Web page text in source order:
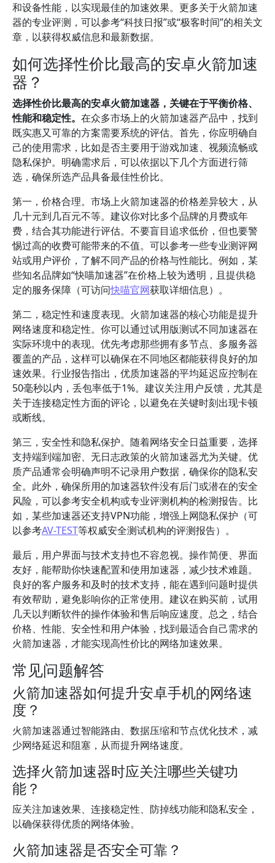
和设备性能，以实现最佳的加速效果。更多关于火箭加速
器的专业评测，可以参考“科技日报”或“极客时间”的相关文
章，以获得权威信息和最新数据。
如何选择性价比最高的安卓火箭加速
器？
选择性价比最高的安卓火箭加速器，关键在于平衡价格、
性能和稳定性。 在众多市场上的火箭加速器产品中，找到
既实惠又可靠的方案需要系统的评估。首先，你应明确自
己的使用需求，比如是否主要用于游戏加速、视频流畅或
隐私保护。明确需求后，可以依据以下几个方面进行筛
选，确保所选产品具备最佳性价比。
第一，价格合理。市场上火箭加速器的价格差异较大，从
几十元到几百元不等。建议你对比多个品牌的月费或年
费，结合其功能进行评估。不要盲目追求低价，但也要警
惕过高的收费可能带来的不值。可以参考一些专业测评网
站或用户评价，了解不同产品的价格与性能比。例如，某
些知名品牌如“快喵加速器”在价格上较为透明，且提供稳
定的服务保障（可访问快喵官网获取详细信息）。
第二，稳定性和速度表现。火箭加速器的核心功能是提升
网络速度和稳定性。你可以通过试用版测试不同加速器在
实际环境中的表现。优先考虑那些拥有多节点、多服务器
覆盖的产品，这样可以确保在不同地区都能获得良好的加
速效果。行业报告指出，优质加速器的平均延迟应控制在
50毫秒以内，丢包率低于1%。建议关注用户反馈，尤其是
关于连接稳定性方面的评论，以避免在关键时刻出现卡顿
或断线。
第三，安全性和隐私保护。随着网络安全日益重要，选择
支持端到端加密、无日志政策的火箭加速器尤为关键。优
质产品通常会明确声明不记录用户数据，确保你的隐私安
全。此外，确保所用的加速器软件没有后门或潜在的安全
风险，可以参考安全机构或专业评测机构的检测报告。比
如，某些加速器还支持VPN功能，增强上网隐私保护（可
以参考AV-TEST等权威安全测试机构的评测报告）。
最后，用户界面与技术支持也不容忽视。操作简便、界面
友好，能帮助你快速配置和使用加速器，减少技术难题。
良好的客户服务和及时的技术支持，能在遇到问题时提供
有效帮助，避免影响你的正常使用。建议在购买前，试用
几天以判断软件的操作体验和售后响应速度。总之，结合
价格、性能、安全性和用户体验，找到最适合自己需求的
火箭加速器，才能实现高性价比的网络加速效果。
常见问题解答
火箭加速器如何提升安卓手机的网络速
度？
火箭加速器通过智能路由、数据压缩和节点优化技术，减
少网络延迟和阻塞，从而提升网络速度。
选择火箭加速器时应关注哪些关键功
能？
应关注加速效果、连接稳定性、防掉线功能和隐私安全，
以确保获得优质的网络体验。
火箭加速器是否安全可靠？